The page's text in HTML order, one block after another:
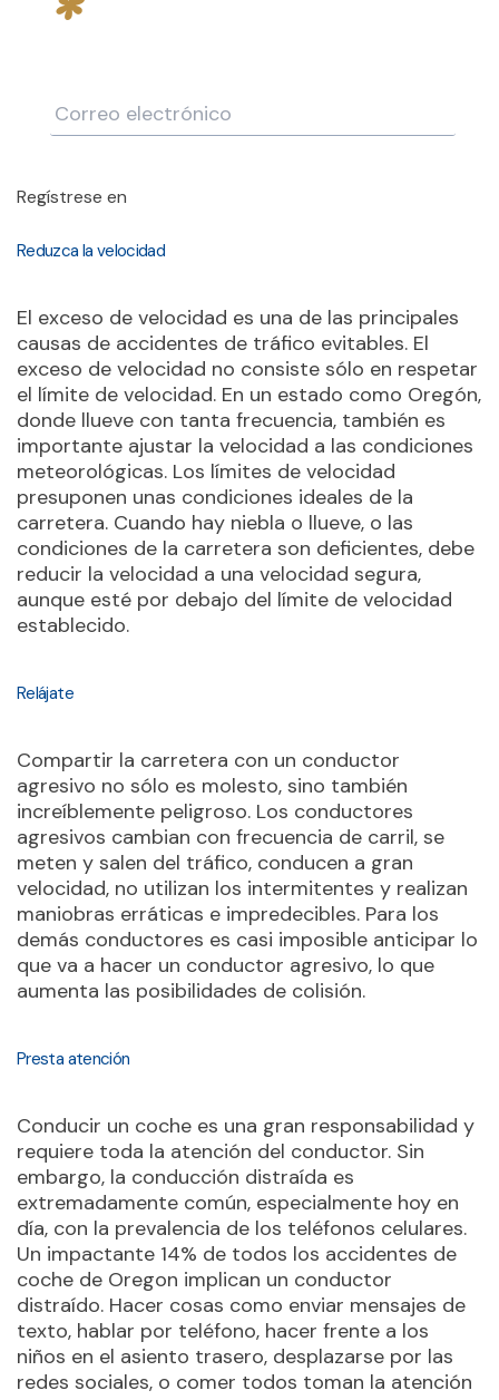
Regístrese en
Reduzca la velocidad
El exceso de velocidad es una de las principales
causas de accidentes de tráfico evitables. El
exceso de velocidad no consiste sólo en respetar
el límite de velocidad. En un estado como Oregón,
donde llueve con tanta frecuencia, también es
importante ajustar la velocidad a las condiciones
meteorológicas. Los límites de velocidad
presuponen unas condiciones ideales de la
carretera. Cuando hay niebla o llueve, o las
condiciones de la carretera son deficientes, debe
reducir la velocidad a una velocidad segura,
aunque esté por debajo del límite de velocidad
establecido.
Relájate
Compartir la carretera con un conductor
agresivo no sólo es molesto, sino también
increíblemente peligroso. Los conductores
agresivos cambian con frecuencia de carril, se
meten y salen del tráfico, conducen a gran
velocidad, no utilizan los intermitentes y realizan
maniobras erráticas e impredecibles. Para los
demás conductores es casi imposible anticipar lo
que va a hacer un conductor agresivo, lo que
aumenta las posibilidades de colisión.
Presta atención
Conducir un coche es una gran responsabilidad y
requiere toda la atención del conductor. Sin
embargo, la conducción distraída es
extremadamente común, especialmente hoy en
día, con la prevalencia de los teléfonos celulares.
Un impactante 14% de todos los accidentes de
coche de Oregon implican un conductor
distraído. Hacer cosas como enviar mensajes de
texto, hablar por teléfono, hacer frente a los
niños en el asiento trasero, desplazarse por las
redes sociales, o comer todos toman la atención